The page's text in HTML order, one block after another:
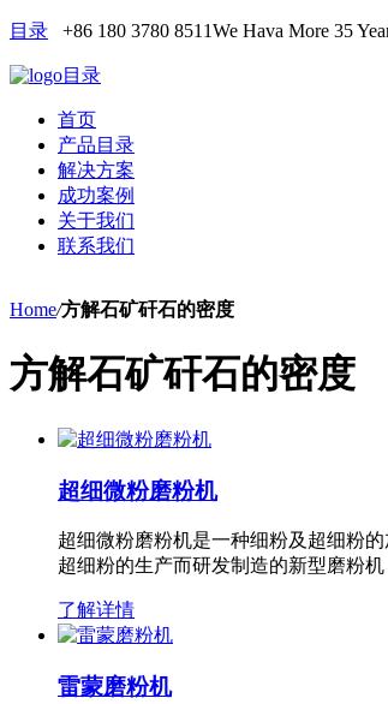
目录 +86 180 3780 8511We Hava More 35
目录
首页
产品目录
解决方案
成功案例
关于我们
联系我们
Home/方解石矿矸石的密度
方解石矿矸石的密度
超细微粉磨粉机
超细微粉磨粉机是一种细粉及超细粉
超细粉的生产而研发制造的新型磨粉
了解详情
雷蒙磨粉机